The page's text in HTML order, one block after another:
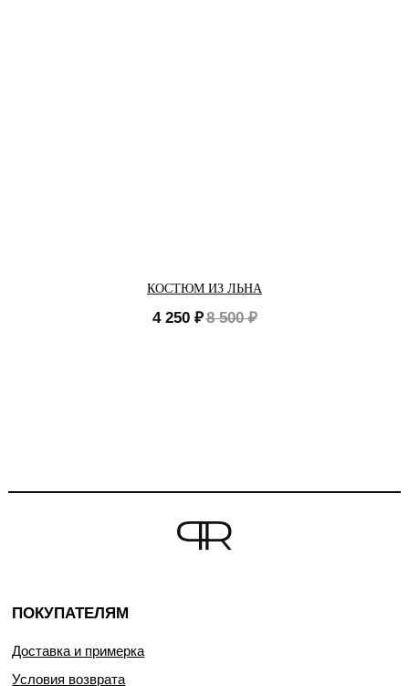
КОСТЮМ ИЗ ЛЬНА
4 250 ₽8 500 ₽
ПОКУПАТЕЛЯМ
Доставка и примерка
Условия возврата